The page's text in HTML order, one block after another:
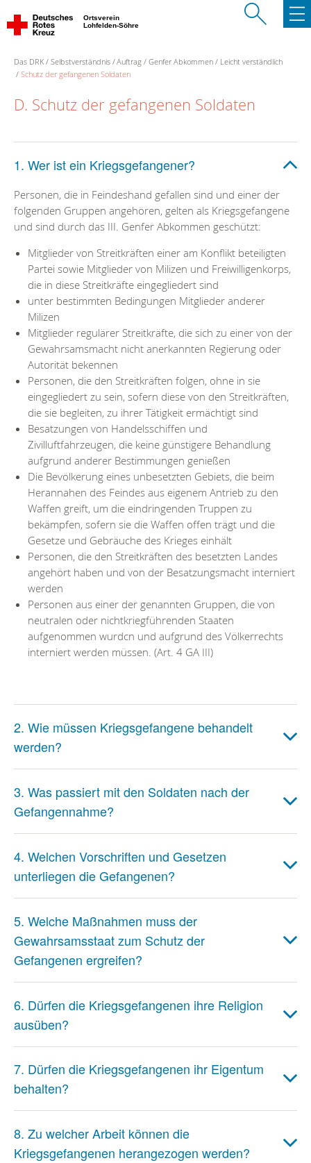
Ortsverein
Lohfelden-Söhre
Das DRK Selbstverständnis Auftrag Genfer Abkommen
Leicht verständlich
Schutz der gefangenen Soldaten
D. Schutz der gefangenen Soldaten
1. Wer ist ein Kriegsgefangener?
Personen, die in Feindeshand gefallen sind und einer der
folgenden Gruppen angehören, gelten als Kriegsgefangene
und sind durch das III. Genfer Abkommen geschützt:
Mitglieder von Streitkräften einer am Konflikt beteiligten
Partei sowie Mitglieder von Milizen und Freiwilligenkorps,
die in diese Streitkräfte eingegliedert sind
unter bestimmten Bedingungen Mitglieder anderer
Milizen
Mitglieder regulärer Streitkräfte, die sich zu einer von der
Gewahrsamsmacht nicht anerkannten Regierung oder
Autorität bekennen
Personen, die den Streitkräften folgen, ohne in sie
eingegliedert zu sein, sofern diese von den Streitkräften,
die sie begleiten, zu ihrer Tätigkeit ermächtigt sind
Besatzungen von Handelsschiffen und
Zivilluftfahrzeugen, die keine günstigere Behandlung
aufgrund anderer Bestimmungen genießen
Die Bevölkerung eines unbesetzten Gebiets, die beim
Herannahen des Feindes aus eigenem Antrieb zu den
Waffen greift, um die eindringenden Truppen zu
bekämpfen, sofern sie die Waffen offen trägt und die
Gesetze und Gebräuche des Krieges einhält
Personen, die den Streitkräften des besetzten Landes
angehört haben und von der Besatzungsmacht interniert
werden
Personen aus einer der genannten Gruppen, die von
neutralen oder nichtkriegführenden Staaten
aufgenommen wurdcn und aufgrund des Völkerrechts
interniert werden müssen. (Art. 4 GA III)
2. Wie müssen Kriegsgefangene behandelt
werden?
3. Was passiert mit den Soldaten nach der
Gefangennahme?
4. Welchen Vorschriften und Gesetzen
unterliegen die Gefangenen?
5. Welche Maßnahmen muss der
Gewahrsamsstaat zum Schutz der
Gefangenen ergreifen?
6. Dürfen die Kriegsgefangenen ihre Religion
ausüben?
7. Dürfen die Kriegsgefangenen ihr Eigentum
behalten?
8. Zu welcher Arbeit können die
Kriegsgefangenen herangezogen werden?